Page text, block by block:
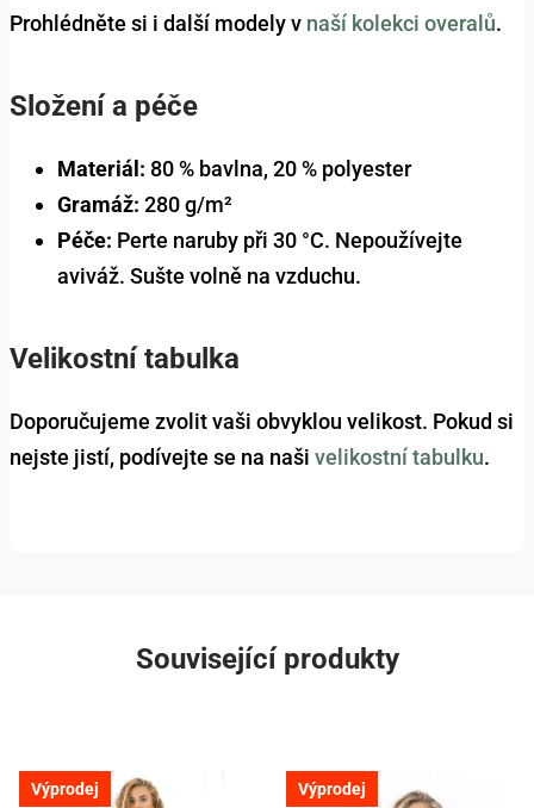
Prohlédněte si i další modely v naší kolekci overalů.
Složení a péče
Materiál: 80 % bavlna, 20 % polyester
Gramáž: 280 g/m²
Péče: Perte naruby při 30 °C. Nepoužívejte
aviváž. Sušte volně na vzduchu.
Velikostní tabulka
Doporučujeme zvolit vaši obvyklou velikost. Pokud si
nejste jistí, podívejte se na naši velikostní tabulku.
Související produkty
Výprodej Výprodej